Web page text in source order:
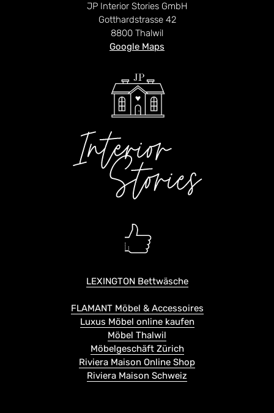
JP Interior Stories GmbH
Gotthardstrasse 42
8800 Thalwil
Google Maps
LEXINGTON Bettwäsche
FLAMANT Möbel & Accessoires
Luxus Möbel online kaufen
Möbel Thalwil
Möbelgeschäft Zürich
Riviera Maison Online Shop
Riviera Maison Schweiz